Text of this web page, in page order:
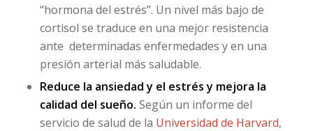
“hormona del estrés”. Un nivel más bajo de
cortisol se traduce en una mejor resistencia
ante determinadas enfermedades y en una
presión arterial más saludable.
Reduce la ansiedad y el estrés y mejora la
calidad del sueño. Según un informe del
servicio de salud de la Universidad de Harvard,